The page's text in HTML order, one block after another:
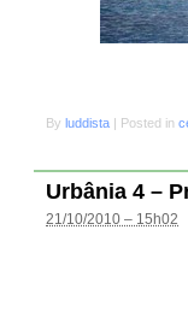
By luddista | Posted in
Urbânia 4 –
21/10/2010 – 15h02